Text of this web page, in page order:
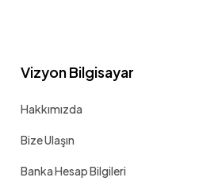
Vizyon Bilgisayar
Hakkımızda
Bize Ulaşın
Banka Hesap Bilgileri